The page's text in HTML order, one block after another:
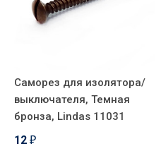
Саморез для изолятора/
выключателя, Темная
бронза, Lindas 11031
12 ₽